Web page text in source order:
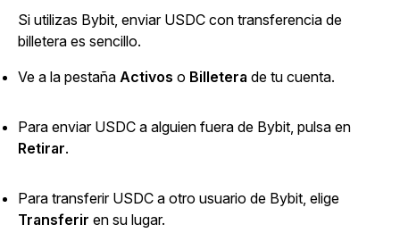
Si utilizas Bybit, enviar USDC con transferencia de
billetera es sencillo.
Ve a la pestaña Activos o Billetera de tu cuenta.
Para enviar USDC a alguien fuera de Bybit, pulsa en
Retirar.
Para transferir USDC a otro usuario de Bybit, elige
Transferir en su lugar.